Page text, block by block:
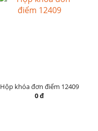
Hộp khóa đơn điểm 12409
0 đ